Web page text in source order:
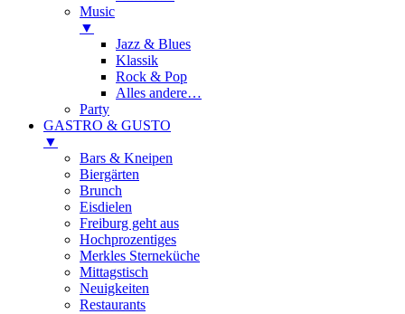
Music
▼
Jazz & Blues
Klassik
Rock & Pop
Alles andere…
Party
GASTRO & GUSTO
▼
Bars & Kneipen
Biergärten
Brunch
Eisdielen
Freiburg geht aus
Hochprozentiges
Merkles Sterneküche
Mittagstisch
Neuigkeiten
Restaurants